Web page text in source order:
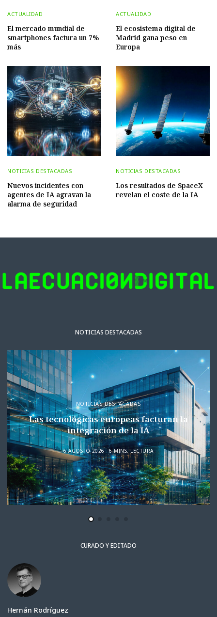
ACTUALIDAD
El mercado mundial de
smartphones factura un 7%
más
ACTUALIDAD
El ecosistema digital de
Madrid gana peso en
Europa
NOTICIAS DESTACADAS
Nuevos incidentes con
agentes de IA agravan la
alarma de seguridad
NOTICIAS DESTACADAS
Los resultados de SpaceX
revelan el coste de la IA
NOTICIAS DESTACADAS
NOTICIAS DESTACADAS
Las tecnológicas europeas facturan la
integración de la IA
6 AGOSTO 2026 6 MINS. LECTURA
CURADO Y EDITADO
Hernán Rodríguez